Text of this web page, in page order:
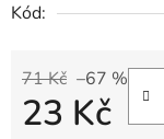
Kód:
71 Kč –67 %
23 Kč